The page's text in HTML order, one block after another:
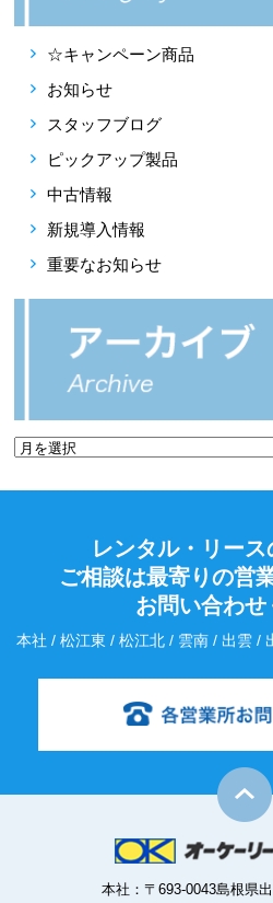
☆キャンペーン商品
お知らせ
スタッフブログ
ピックアップ製品
中古情報
新規導入情報
重要なお知らせ
レンタル・リース
ご相談は最寄りの営
お問い合わせ
本社 / 松江東 / 松江北 / 雲南 / 出雲 /
本社：〒693-0043島根県